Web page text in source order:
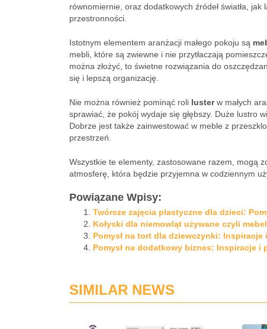
równomiernie, oraz dodatkowych źródeł światła,
przestronności.
Istotnym elementem aranżacji małego pokoju są
mebli, które są zwiewne i nie przytłaczają
można złożyć, to świetne rozwiązania do
się i lepszą organizację.
Nie można również pominąć roli lusterw małych
sprawiać, że pokój wydaje się głębszy. Duże lustro
Dobrze jest także zainwestować w meble z
przestrzeń.
Wszystkie te elementy, zastosowane razem, mogą
atmosferę, która będzie przyjemna w codziennym
Powiązane Wpisy:
Twórcze zajęcia plastyczne dla dzieci:
Kołyski dla niemowląt używane czyli
Pomysł na tort dla dziewczynki:
Pomysł na dodatkowy biznes: Inspiracje
SIMILAR NEWS